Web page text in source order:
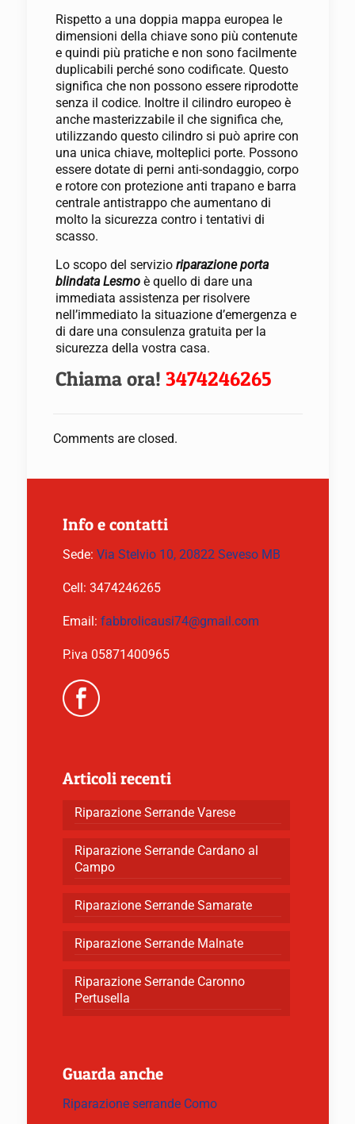
Rispetto a una doppia mappa europea le
dimensioni della chiave sono più contenute
e quindi più pratiche e non sono facilmente
duplicabili perché sono codificate. Questo
significa che non possono essere riprodotte
senza il codice. Inoltre il cilindro europeo è
anche masterizzabile il che significa che,
utilizzando questo cilindro si può aprire con
una unica chiave, molteplici porte. Possono
essere dotate di perni anti-sondaggio, corpo
e rotore con protezione anti trapano e barra
centrale antistrappo che aumentano di
molto la sicurezza contro i tentativi di
scasso.
Lo scopo del servizio riparazione porta
blindata Lesmoè quello di dare una
immediata assistenza per risolvere
nell’immediato la situazione d’emergenza e
di dare una consulenza gratuita per la
sicurezza della vostra casa.
Chiama ora! 3474246265
Comments are closed.
Info e contatti
Sede: Via Stelvio 10, 20822 Seveso MB
Cell: 3474246265
Email: fabbrolicausi74@gmail.com
P.iva 05871400965
Articoli recenti
Riparazione Serrande Varese
Riparazione Serrande Cardano al
Campo
Riparazione Serrande Samarate
Riparazione Serrande Malnate
Riparazione Serrande Caronno
Pertusella
Guarda anche
Riparazione serrande Como